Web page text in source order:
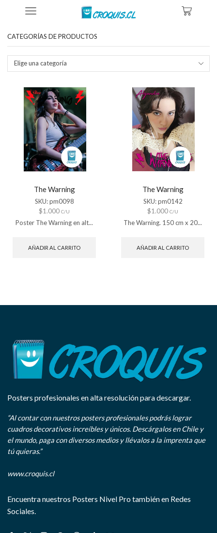
Tienda Productos Etiquetados “bajista Alejandra Villarreal”
CATEGORÍAS DE PRODUCTOS
Elige una categoría
The Warning
SKU:pm0098
$1.000 C/U
Poster The Warning en alt...
AÑADIR AL CARRITO
The Warning
SKU:pm0142
$1.000 C/U
The Warning. 150 cm x 20...
AÑADIR AL CARRITO
Posters profesionales en alta resolución para descargar.
“Al contar con nuestros posters profesionales podrás lograr
cuadros decorativos increíbles y únicos. Descárgalos en Chile y
el mundo, paga con diversos medios y llévalos a la imprenta que
tú quieras.”
www.croquis.cl
Encuentra nuestros Posters Nivel Pro también en Redes
Sociales.